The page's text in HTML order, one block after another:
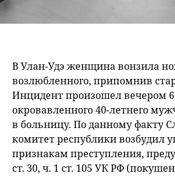
В Улан-Удэ женщина вонзила
возлюбленного, припомнив
Инцидент произошел вечером
окровавленного 40-летнего
в больницу. По данному факту
комитет республики возбудил
признакам преступления,
ст. 30, ч. 1 ст. 105 УК РФ